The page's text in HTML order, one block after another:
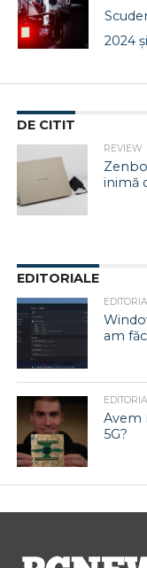
2024
DE CITIT
REVIEW
inimă
EDITORIALE
am
Avem
5G?